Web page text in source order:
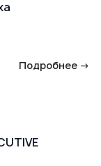
Подробнее →